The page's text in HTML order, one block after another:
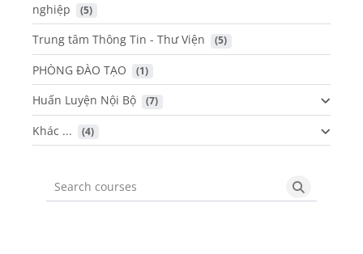
nghiệp
(5)
Trung tâm Thông Tin - Thư Viện (5)
PHÒNG ĐÀO TẠO (1)
Huấn Luyện Nội Bộ (7)
Khác ... (4)
Search courses Search